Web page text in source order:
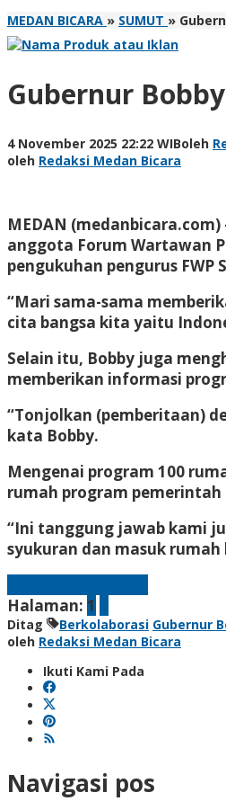
MEDAN BICARA » SUMUT »
Gubernur
4 November 2025 22:22 WIBoleh
oleh Redaksi Medan Bicara
MEDAN
anggota Forum Wartawan
pengukuhan pengurus FWP
“Mari sama-sama
cita bangsa kita yaitu
Selain itu, Bobby juga
memberikan informasi
“Tonjolkan (pemberitaan)
kata Bobby.
Mengenai program 100
rumah program pemerintah
“Ini tanggung jawab kami
syukuran dan masuk rumah
Halaman: 1
Ditag Berkolaborasi Gubernur
oleh Redaksi Medan Bicara
Ikuti Kami Pada
Navigasi pos